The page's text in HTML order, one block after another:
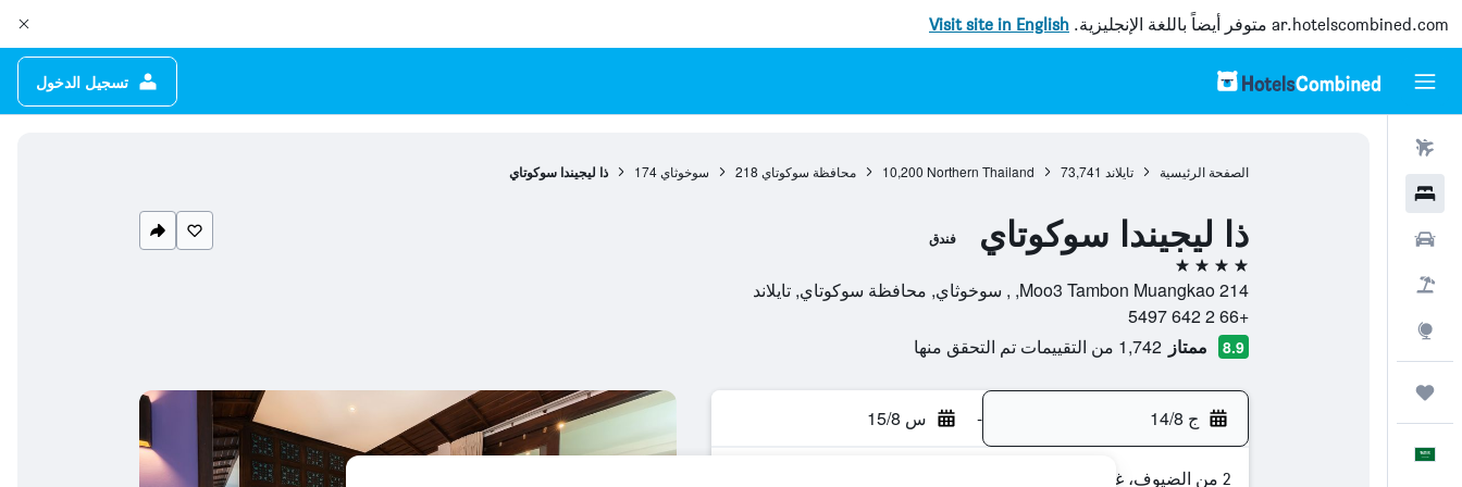
ar.hotelscombined.com متوفر أيضاً باللغة الإنجليزية. Visit site in English
تسجيل الدخول
الصفحة الرئيسية تايلاند 73,741
Northern Thailand
10,200 محافظة سوكوتاي 218 سوخوثاي 174 ذا ليجيندا سوكوتاي
ذا ليجيندا سوكوتاي فندق
4 نجوم
214 Moo3 Tambon Muangkao, , سوخوثاي, محافظة سوكوتاي, تايلاند
+66 2 642 5497
8.9 ممتاز 1,742 من التقييمات تم التحقق منها
ج 14/8 - س 15/8
2 من الضيوف، غرفة واحدة